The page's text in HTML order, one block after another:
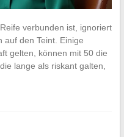
verbunden ist, ignoriert
auf den Teint. Einige
gelten, können mit 50 die
lange als riskant galten,